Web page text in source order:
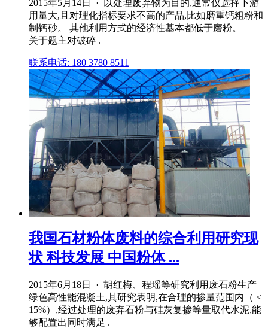
2015年5月14日 · 以处理废弃物为目的,通常仅选择下游
用量大,且对理化指标要求不高的产品,比如磨重钙粗粉和
制钙砂。 其他利用方式的经济性基本都低于磨粉。 ——
关于题主对破碎 .
联系电话: 180 3780 8511
我国石材粉体废料的综合利用研究现
状 科技发展 中国粉体 ...
2015年6月18日 · 胡红梅、程瑶等研究利用废石粉生产
绿色高性能混凝土,其研究表明,在合理的掺量范围内（ ≤
15%）,经过处理的废弃石粉与硅灰复掺等量取代水泥,能
够配置出同时满足 .